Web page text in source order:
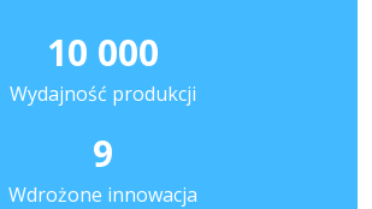
10 000
Wydajność produkcji
9
Wdrożone innowacja